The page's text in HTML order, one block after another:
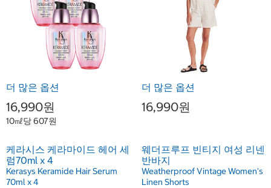
더 많은 옵션
16,990원
10㎖당 607원
케라시스 케라마이드 헤어 세
럼70ml x 4
Kerasys Keramide Hair Serum
70ml x 4
더 많은 옵션
16,990원
웨더프루프 빈티지 여성 리넨
반바지
Weatherproof Vintage Women's
Linen Shorts